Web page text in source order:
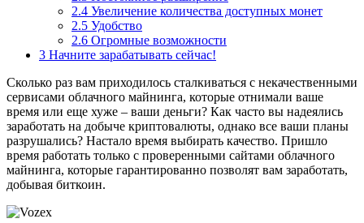
2.4 Увеличение количества доступных монет
2.5 Удобство
2.6 Огромные возможности
3 Начните зарабатывать сейчас!
Сколько раз вам приходилось сталкиваться с некачественными
сервисами облачного майнинга, которые отнимали ваше
время или еще хуже – ваши деньги? Как часто вы надеялись
заработать на добыче криптовалюты, однако все ваши планы
разрушались? Настало время выбирать качество. Пришло
время работать только с проверенными сайтами облачного
майнинга, которые гарантированно позволят вам заработать,
добывая биткоин.